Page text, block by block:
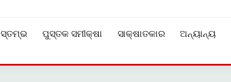
ସ୍ତମ୍ଭ ପୁସ୍ତକ ସମୀକ୍ଷା ସାକ୍ଷାତକାର ଅନ୍ୟାନ୍ୟ